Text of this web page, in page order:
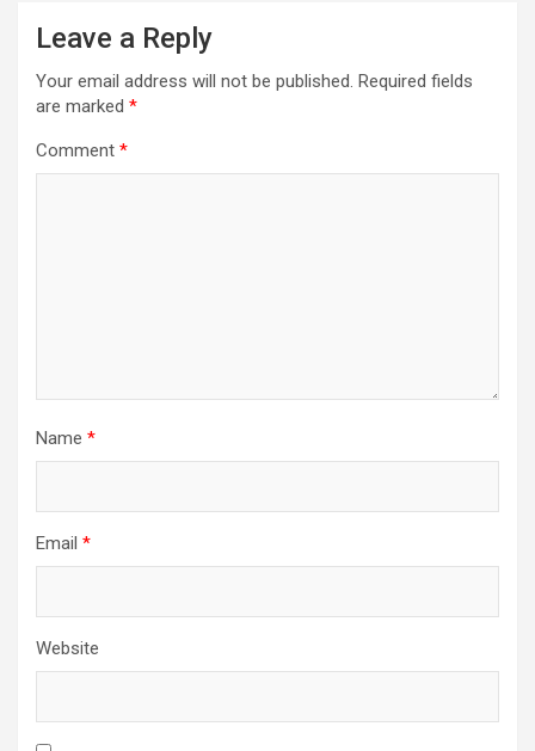
Leave a Reply
Your email address will not be published. Required fields
are marked *
Comment *
Name *
Email *
Website